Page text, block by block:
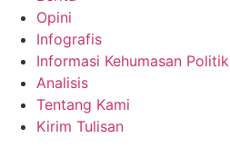
Opini
Infografis
Informasi Kehumasan Politik
Analisis
Tentang Kami
Kirim Tulisan